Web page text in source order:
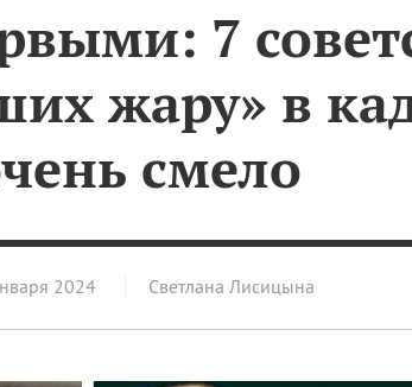
7
жару» в
смело
2024 Светлана Лисицына